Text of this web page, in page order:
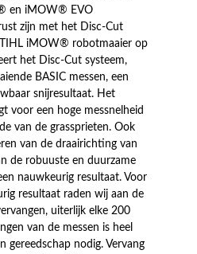
en iMOW® EVO
zijn met het Disc-Cut
iMOW® robotmaaier op
het Disc-Cut systeem,
BASIC messen, een
snijresultaat. Het
voor een hoge messnelheid
van de grassprieten. Ook
van de draairichting van
de robuuste en duurzame
nauwkeurig resultaat. Voor
resultaat raden wij aan de
uiterlijk elke 200
van de messen is heel
gereedschap nodig. Vervang